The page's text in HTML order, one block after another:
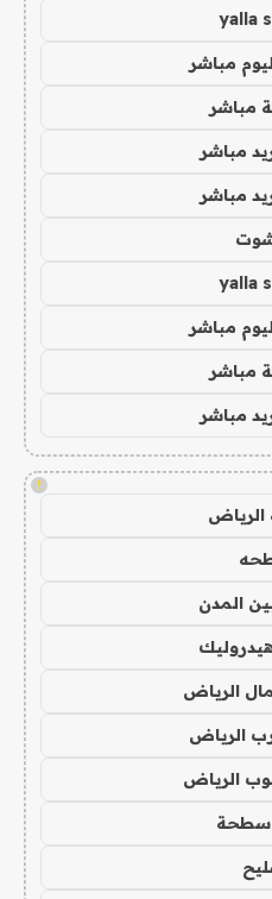
yalla
مباشر
مباشر
مباشر
مباشر
شوت
yalla
مباشر
مباشر
مباشر
!
المدن
الرياض
الرياض
الرياض
سطحة